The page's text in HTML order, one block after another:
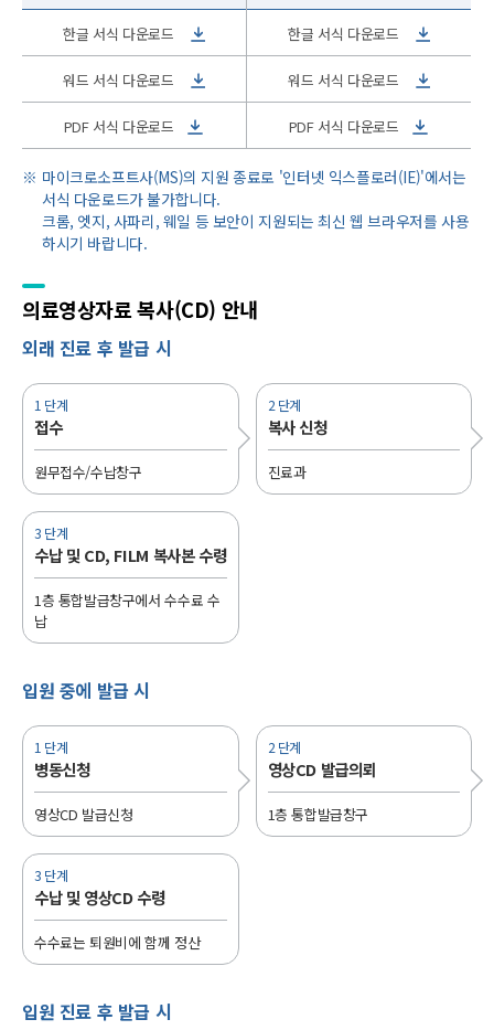
한글 서식 다운로드 한글 서식 다운로드
워드 서식 다운로드 워드 서식 다운로드
PDF 서식 다운로드 PDF 서식 다운로드
마이크로소프트사(MS)의 지원 종료로 '인터넷 익스플로러(IE)'에서는
서식 다운로드가 불가합니다.
크롬, 엣지, 사파리, 웨일 등 보안이 지원되는 최신 웹 브라우저를 사용
하시기 바랍니다.
의료영상자료복사(CD) 안내
외래 진료 후 발급 시
1 단계
접수
원무접수/수납창구
2 단계
복사 신청
진료과
3 단계
수납 및 CD, FILM 복사본 수령
1층 통합발급창구에서 수수료 수
납
입원 중에 발급 시
1 단계
병동신청
영상CD 발급신청
2 단계
영상CD 발급의뢰
1층 통합발급창구
3 단계
수납 및 영상CD 수령
수수료는 퇴원비에 함께 정산
입원 진료 후 발급 시